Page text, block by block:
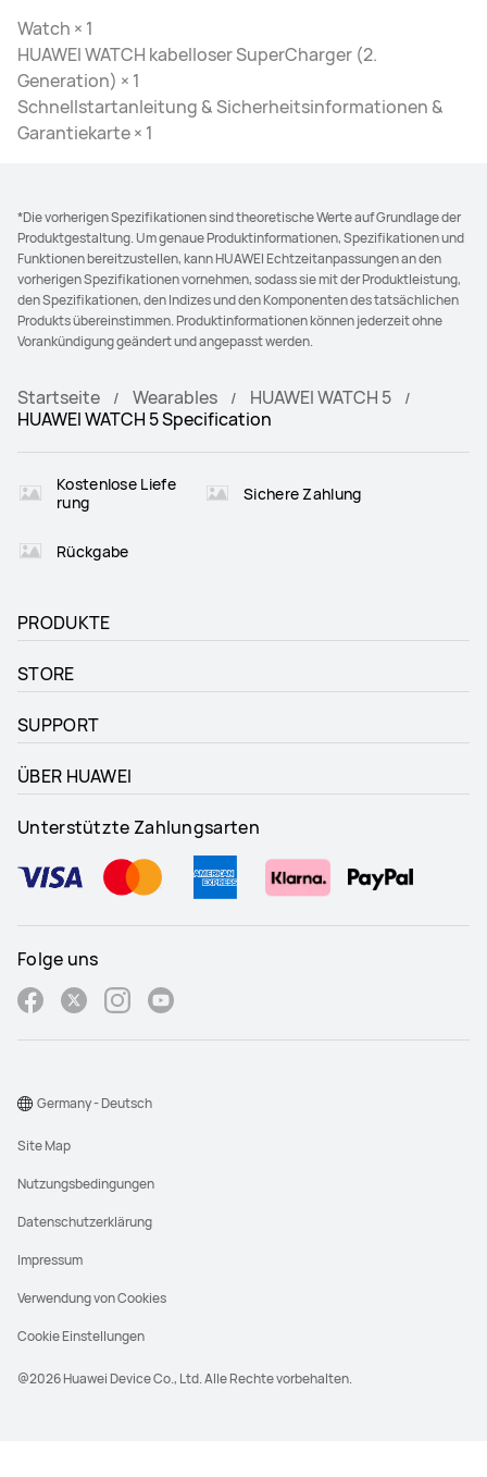
Watch × 1
HUAWEI WATCH kabelloser SuperCharger (2.
Generation) × 1
Schnellstartanleitung & Sicherheitsinformationen &
Garantiekarte × 1
*Die vorherigen Spezifikationen sind theoretische Werte auf Grundlage der
Produktgestaltung. Um genaue Produktinformationen, Spezifikationen und
Funktionen bereitzustellen, kann HUAWEI Echtzeitanpassungen an den
vorherigen Spezifikationen vornehmen, sodass sie mit der Produktleistung,
den Spezifikationen, den Indizes und den Komponenten des tatsächlichen
Produkts übereinstimmen. Produktinformationen können jederzeit ohne
Vorankündigung geändert und angepasst werden.
Startseite Wearables
HUAWEI WATCH 5
HUAWEI WATCH 5 Specification
Kostenlose Liefe
rung
Sichere Zahlung
Rückgabe
PRODUKTE
STORE
SUPPORT
ÜBER HUAWEI
Unterstützte Zahlungsarten
Folge uns
@2026 Huawei Device Co., Ltd. Alle Rechte vorbehalten.
Site Map
Nutzungsbedingungen
Datenschutzerklärung
Impressum
Verwendung von Cookies
Cookie Einstellungen
Germany - Deutsch